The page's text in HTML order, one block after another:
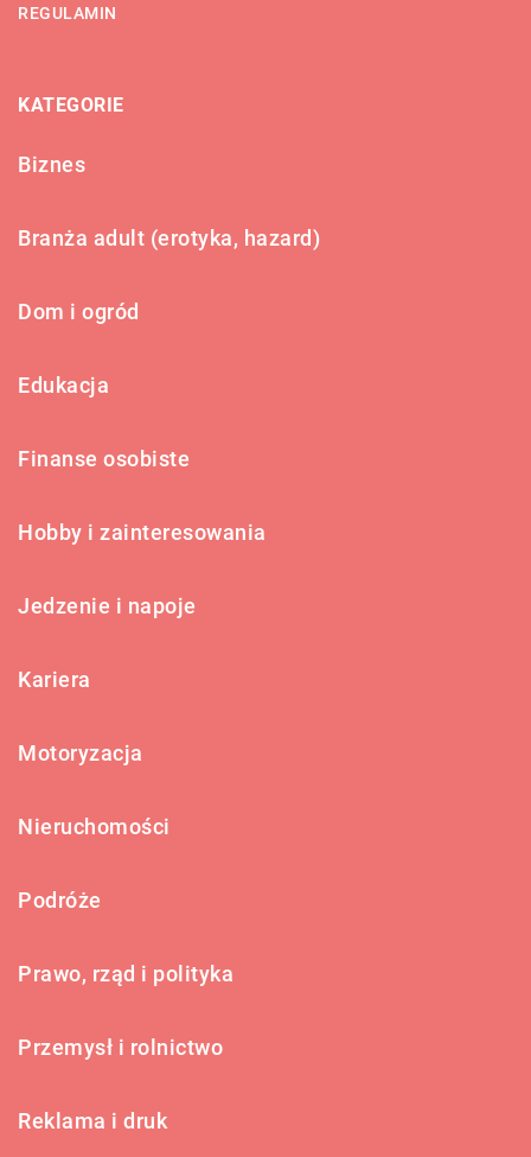
REGULAMIN
KATEGORIE
Biznes
Branża adult (erotyka, hazard)
Dom i ogród
Edukacja
Finanse osobiste
Hobby i zainteresowania
Jedzenie i napoje
Kariera
Motoryzacja
Nieruchomości
Podróże
Prawo, rząd i polityka
Przemysł i rolnictwo
Reklama i druk